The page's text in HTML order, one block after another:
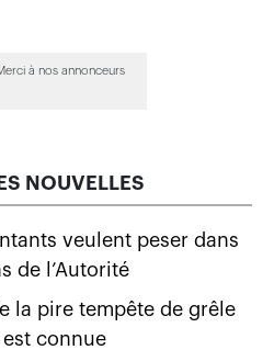
à nos annonceurs
NOUVELLES
veulent peser dans
de l’Autorité
la pire tempête de grêle
connue